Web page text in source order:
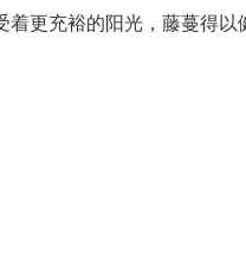
更充裕的阳光，藤蔓得以